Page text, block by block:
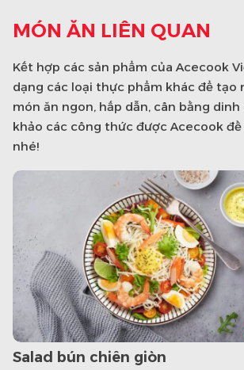
MÓN ĂN LIÊN QUAN
Kết hợp các sản phẩm của Acecook
dạng các loại thực phẩm khác để tạo
món ăn ngon, hấp dẫn, cân bằng dinh
khảo các công thức được Acecook
nhé!
salad bún chiên giòn